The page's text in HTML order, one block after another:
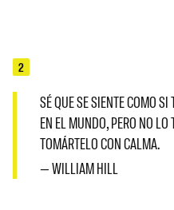
2
SÉ QUE SE SIENTE COMO
EN EL MUNDO, PERO NO LO
TOMÁRTELO CON CALMA.
— WILLIAM HILL